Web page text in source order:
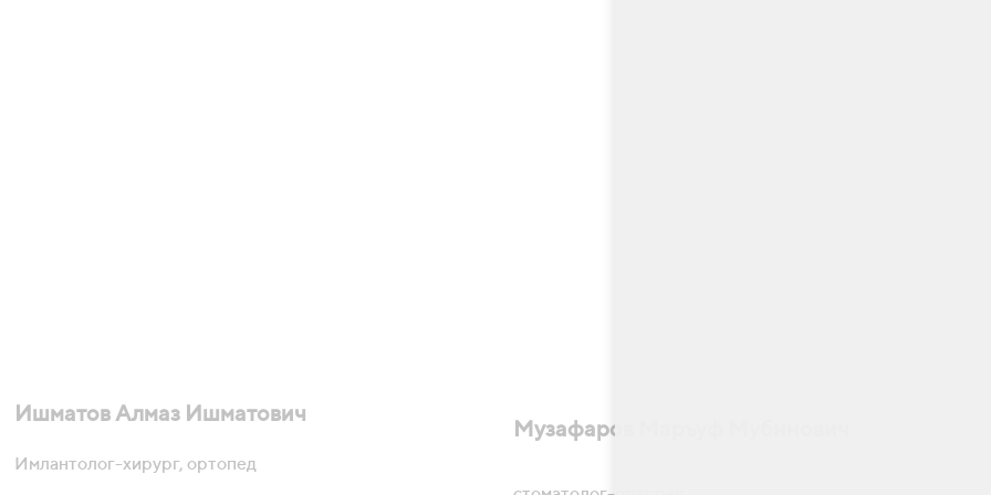
Ишматов Алмаз Ишматович
Имлантолог-хирург, ортопед
Музафаров Маръуф Мубинович